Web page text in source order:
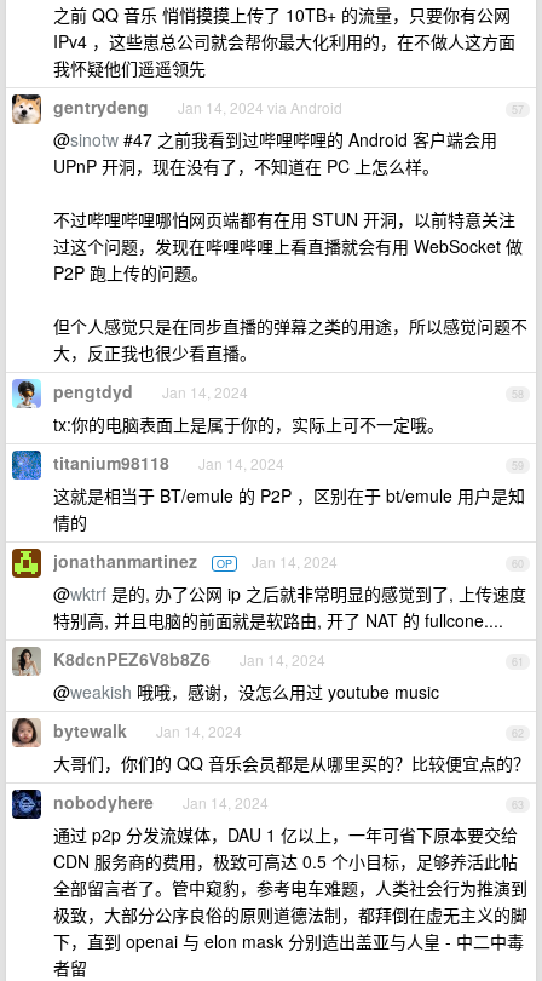
之前 QQ 音乐 悄悄摸摸上传了 10TB+ 的流量，只要你有公网
IPv4 ，这些崽总公司就会帮你最大化利用的，在不做人这方面
我怀疑他们遥遥领先
57
gentrydeng Jan 14, 2024 via Android
@sinotw #47 之前我看到过哔哩哔哩的 Android 客户端会用
UPnP 开洞，现在没有了，不知道在 PC 上怎么样。
不过哔哩哔哩哪怕网页端都有在用 STUN 开洞，以前特意关注
过这个问题，发现在哔哩哔哩上看直播就会有用 WebSocket 做
P2P 跑上传的问题。
但个人感觉只是在同步直播的弹幕之类的用途，所以感觉问题不
大，反正我也很少看直播。
58
pengtdyd Jan 14, 2024
tx:你的电脑表面上是属于你的，实际上可不一定哦。
59
titanium98118 Jan 14, 2024
这就是相当于 BT/emule 的 P2P ，区别在于 bt/emule 用户是知
情的
60
jonathanmartinez OP Jan 14, 2024
@wktrf 是的, 办了公网 ip 之后就非常明显的感觉到了, 上传速度
特别高, 并且电脑的前面就是软路由, 开了 NAT 的 fullcone....
61
K8dcnPEZ6V8b8Z6 Jan 14, 2024
@weakish 哦哦，感谢，没怎么用过 youtube music
62
bytewalk Jan 14, 2024
大哥们，你们的 QQ 音乐会员都是从哪里买的？比较便宜点的？
63
nobodyhere Jan 14, 2024
通过 p2p 分发流媒体，DAU 1 亿以上，一年可省下原本要交给
CDN 服务商的费用，极致可高达 0.5 个小目标，足够养活此帖
全部留言者了。管中窥豹，参考电车难题，人类社会行为推演到
极致，大部分公序良俗的原则道德法制，都拜倒在虚无主义的脚
下，直到 openai 与 elon mask 分别造出盖亚与人皇 - 中二中毒
者留